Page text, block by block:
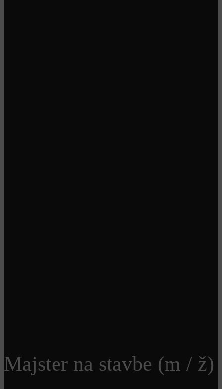
Majster na stavbe (m / ž)